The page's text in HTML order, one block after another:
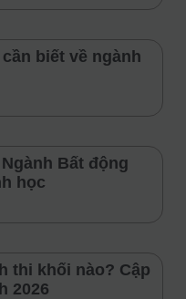
biết về ngành
Bất động
học
thi khối nào? Cập
2026